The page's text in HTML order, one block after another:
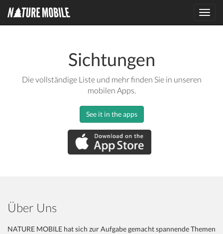
Sichtungen
Die vollständige Liste und mehr finden Sie in unseren
mobilen Apps.
See it in the apps
Über Uns
NATURE MOBILE hat sich zur Aufgabe gemacht spannende Themen